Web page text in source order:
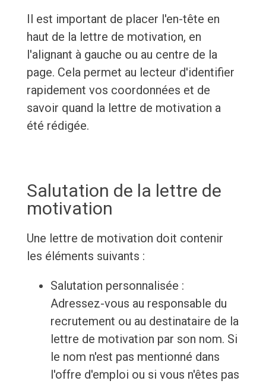
Il est important de placer l'en-tête en
haut de la lettre de motivation, en
l'alignant à gauche ou au centre de la
page. Cela permet au lecteur d'identifier
rapidement vos coordonnées et de
savoir quand la lettre de motivation a
été rédigée.
Salutation de la lettre de
motivation
Une lettre de motivation doit contenir
les éléments suivants :
Salutation personnalisée :
Adressez-vous au responsable du
recrutement ou au destinataire de la
lettre de motivation par son nom. Si
le nom n'est pas mentionné dans
l'offre d'emploi ou si vous n'êtes pas